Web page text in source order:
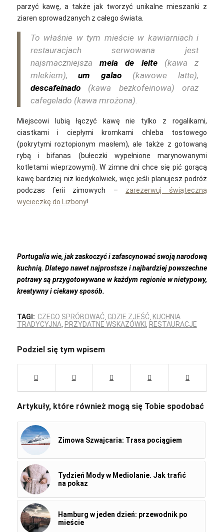
parzyć kawę, a także jak tworzyć unikalne mieszanki z
ziaren sprowadzanych z całego świata.
To właśnie w tym mieście w kawiarniach i
restauracjach serwowana jest
najsmaczniejsza meia de leite(kawa z
mlekiem),um galao (kawowe latte),
descafeinado(kawa bezkofeinowa) oraz
cafegelado (kawa mrożona).
Miejscowi lubią łączyć kawę nie tylko z rogalikami,
ciastkami i ciepłymi kromkami chleba tostowego
(pokrytymi roztopionym masłem), ale także z gotowaną
rybą i bifanas (bułeczki wypełnione marynowanymi
kotletami wieprzowymi). W zimne dni chce się pić gorącą
kawę bardziej niż kiedykolwiek, więc jeśli planujesz podróż
podczas ferii zimowych – zarezerwuj świąteczną
wycieczkę do Lizbony!
Portugalia wie, jak zaskoczyć i zafascynować swoją narodową
kuchnią. Dlatego nawet najprostsze i najbardziej powszechne
potrawy są przygotowywane w każdym regionie w nietypowy,
kreatywny i ciekawy sposób.
TAGI: CZEGO SPRÓBOWAĆ GDZIE ZJEŚĆ KUCHNIA
TRADYCYJNA, PRZYDATNE WSKAZÓWKI RESTAURACJE
Podziel się tym wpisem
Artykuły, które również mogą się Tobie spodobać
Zimowa Szwajcaria: Trasa pociągiem
Tydzień Mody w Mediolanie. Jak trafić
na pokaz
Hamburg w jeden dzień: przewodnik po
mieście